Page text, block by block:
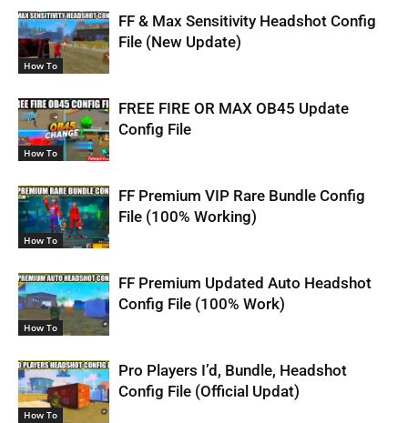
How To
FF & Max Sensitivity Headshot Config
File (New Update)
How To
FREE FIRE OR MAX OB45 Update
Config File
How To
FF Premium VIP Rare Bundle Config
File (100% Working)
How To
FF Premium Updated Auto Headshot
Config File (100% Work)
How To
Pro Players I’d, Bundle, Headshot
Config File (Official Updat)